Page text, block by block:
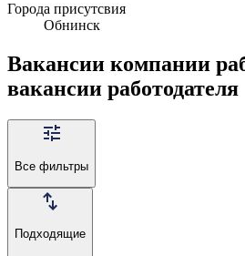
Города присутсвия
Обнинск
Вакансии компании
вакансии работодателя
Все фильтры
Подходящие